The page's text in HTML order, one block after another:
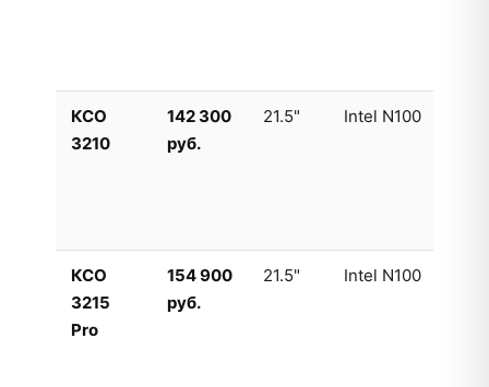
КСО
3210
142 300
руб.
21.5" Intel N100
КСО
3215
Pro
154 900
руб.
21.5" Intel N100